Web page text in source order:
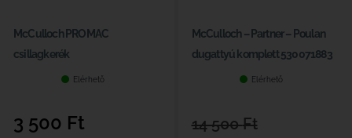
McCulloch PROMAC
csillagkerék
Elérhető
3 500 Ft
McCulloch – Partner – Poulan
dugattyú komplett 530071883
Elérhető
14 500Ft